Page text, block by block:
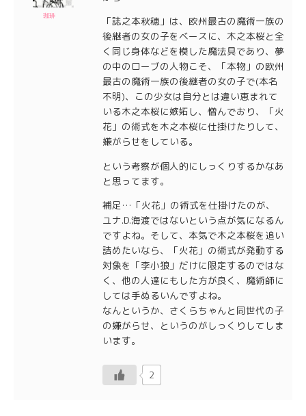
珈琲
「誌之本秋穂」は、欧州最古の魔術一族の
後継者の女の子をベースに、木之本桜と全
く同じ身体などを模した魔法具であり、夢
の中のローブの人物こそ、「本物」の欧州
最古の魔術一族の後継者の女の子で(本名
不明)、この少女は自分とは違い恵まれて
いる木之本桜に嫉妬し、憎んでおり、「火
花」の術式を木之本桜に仕掛けたりして、
嫌がらせをしている。
という考察が個人的にしっくりするかなあ
と思ってます。
補足…「火花」の術式を仕掛けたのが、
ユナ.D.海渡ではないという点が気になるん
ですよね。そして、本気で木之本桜を追い
詰めたいなら、「火花」の術式が発動する
対象を「李小狼」だけに限定するのではな
く、他の人達にもした方が良く、魔術師に
しては手ぬるいんですよね。
なんというか、さくらちゃんと同世代の子
の嫌がらせ、というのがしっくりしてしま
います。
2